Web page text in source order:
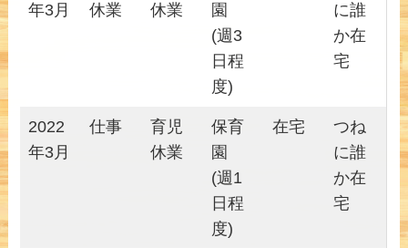
年3月
休業
休業
園
(週3
日程
度)
に誰
か在
宅
2022
年3月
仕事
育児
休業
保育
園
(週1
日程
度)
在宅
つね
に誰
か在
宅